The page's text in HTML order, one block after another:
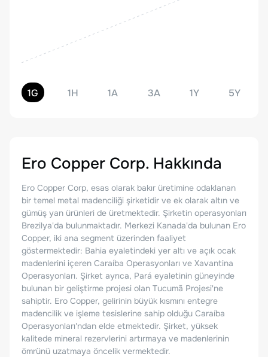
1G 1H 1A 3A 1Y 5Y
Ero Copper Corp. Hakkında
Ero Copper Corp, esas olarak bakır üretimine odaklanan
bir temel metal madenciliği şirketidir ve ek olarak altın ve
gümüş yan ürünleri de üretmektedir. Şirketin operasyonları
Brezilya'da bulunmaktadır. Merkezi Kanada'da bulunan Ero
Copper, iki ana segment üzerinden faaliyet
göstermektedir: Bahia eyaletindeki yer altı ve açık ocak
madenlerini içeren Caraíba Operasyonları ve Xavantina
Operasyonları. Şirket ayrıca, Pará eyaletinin güneyinde
bulunan bir geliştirme projesi olan Tucumã Projesi'ne
sahiptir. Ero Copper, gelirinin büyük kısmını entegre
madencilik ve işleme tesislerine sahip olduğu Caraíba
Operasyonları'ndan elde etmektedir. Şirket, yüksek
kalitede mineral rezervlerini artırmaya ve madenlerinin
ömrünü uzatmaya öncelik vermektedir.